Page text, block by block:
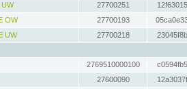
UW
27700251
OW
27700193
UW
27700218
2769510000100
27600090